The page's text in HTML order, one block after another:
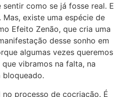
sentir como se já fosse real. E
existe uma espécie de
Efeito Zenão, que cria uma
desse sonho em
algumas vezes queremos
vibramos na falta, na
bloqueado.
processo de cocriação. É